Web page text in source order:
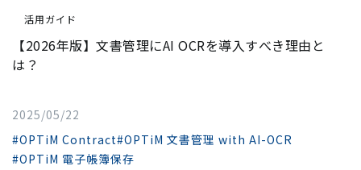
活用ガイド
【2026年版】文書管理にAI OCRを導入すべき理由と
は？
2025/05/22
#OPTiM Contract#OPTiM 文書管理 with AI-OCR
#OPTiM 電子帳簿保存